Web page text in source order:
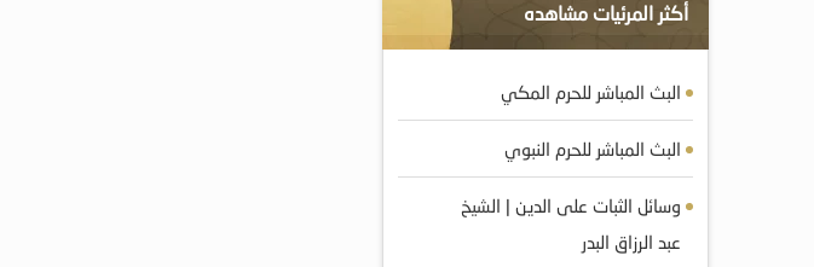
أكثر المرئيات مشاهده
البث المباشر للحرم المكي
البث المباشر للحرم النبوي
وسائل الثبات على الدين | الشيخ
عبد الرزاق البدر